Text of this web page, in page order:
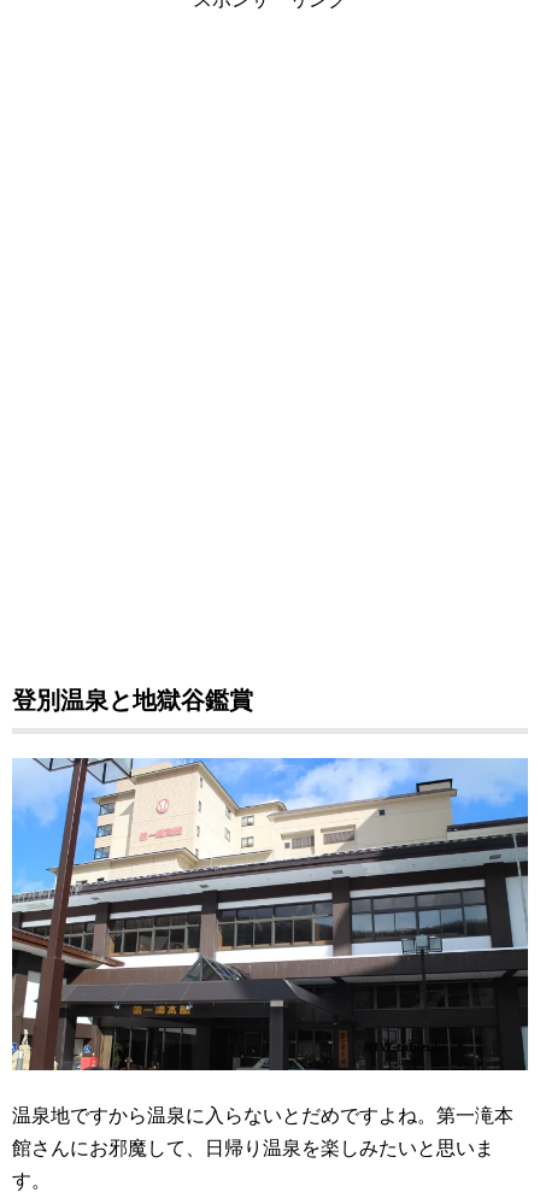
登別温泉と地獄谷鑑賞
温泉地ですから温泉に入らないとだめですよね。第一滝本
館さんにお邪魔して、日帰り温泉を楽しみたいと思いま
す。